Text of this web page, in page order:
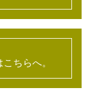
ちらへ。